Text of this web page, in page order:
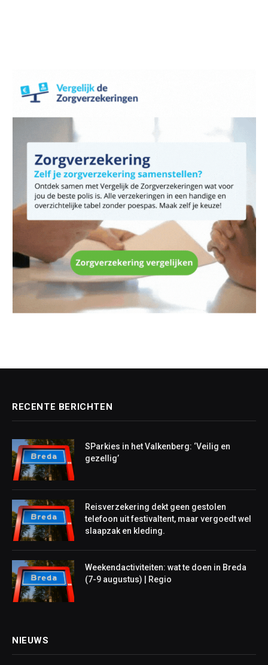
RECENTE BERICHTEN
SParkies in het Valkenberg: ‘Veilig en
gezellig’
Reisverzekering dekt geen gestolen
telefoon uit festivaltent, maar vergoedt wel
slaapzak en kleding.
Weekendactiviteiten: wat te doen in Breda
(7-9 augustus) | Regio
NIEUWS